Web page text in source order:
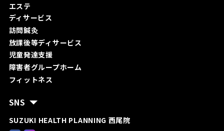
エステ
ディサービス
訪問鍼灸
放課後等ディサービス
児童発達支援
障害者グループホーム
フィットネス
SNS
SUZUKI HEALTH PLANNING 西尾院